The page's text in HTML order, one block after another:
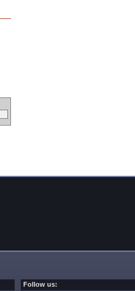
Follow us: